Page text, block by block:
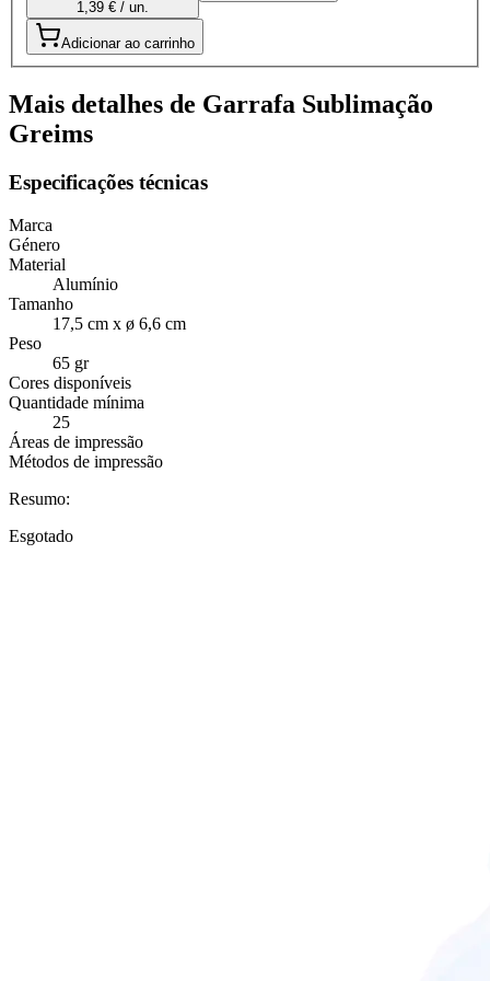
1,39 € / un.
Adicionar ao carrinho
Mais detalhes de Garrafa Sublimação
Greims
Especificações técnicas
Marca
Género
Material
Alumínio
Tamanho
17,5 cm x ø 6,6 cm
Peso
65 gr
Cores disponíveis
Quantidade mínima
25
Áreas de impressão
Métodos de impressão
Resumo:
Esgotado